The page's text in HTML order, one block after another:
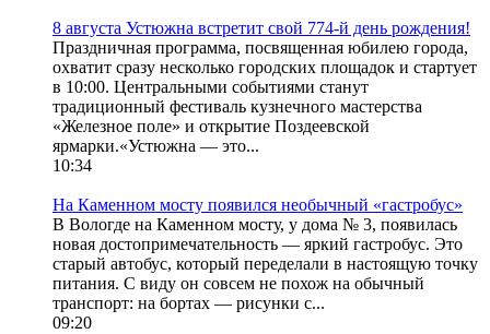
8 августа Устюжна встретит свой 774-й день рождения!
Праздничная программа, посвященная юбилею города,
охватит сразу несколько городских площадок и стартует
в 10:00. Центральными событиями станут
традиционный фестиваль кузнечного мастерства
«Железное поле» и открытие Поздеевской
ярмарки.«Устюжна — это...
10:34
На Каменном мосту появился необычный «гастробус»
В Вологде на Каменном мосту, у дома № 3, появилась
новая достопримечательность — яркий гастробус. Это
старый автобус, который переделали в настоящую точку
питания. С виду он совсем не похож на обычный
транспорт: на бортах — рисунки с...
09:20